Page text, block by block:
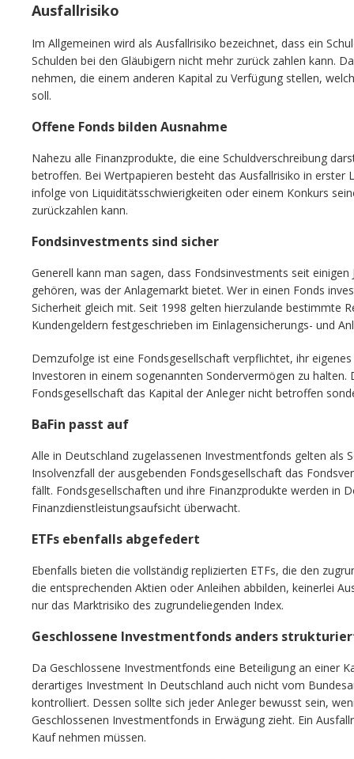
Ausfallrisiko
Im Allgemeinen wird als Ausfallrisiko bezeichnet, dass ein
Schulden bei den Gläubigern nicht mehr zurück zahlen kann.
nehmen, die einem anderen Kapital zu Verfügung stellen,
soll.
Offene Fonds bilden Ausnahme
Nahezu alle Finanzprodukte, die eine Schuldverschreibung
betroffen. Bei Wertpapieren besteht das Ausfallrisiko in erster
infolge von Liquiditätsschwierigkeiten oder einem Konkurs
zurückzahlen kann.
Fondsinvestments sind sicher
Generell kann man sagen, dass Fondsinvestments seit
gehören, was der Anlagemarkt bietet. Wer in einen Fonds
Sicherheit gleich mit. Seit 1998 gelten hierzulande bestimmte
Kundengeldern festgeschrieben im Einlagensicherungs- und
Demzufolge ist eine Fondsgesellschaft verpflichtet, ihr
Investoren in einem sogenannten Sondervermögen zu halten.
Fondsgesellschaft das Kapital der Anleger nicht betroffen
BaFin passt auf
Alle in Deutschland zugelassenen Investmentfonds gelten als
Insolvenzfall der ausgebenden Fondsgesellschaft das
fällt. Fondsgesellschaften und ihre Finanzprodukte werden in
Finanzdienstleistungsaufsicht überwacht.
ETFs ebenfalls abgefedert
Ebenfalls bieten die vollständig replizierten ETFs, die den
die entsprechenden Aktien oder Anleihen abbilden, keinerlei
nur das Marktrisiko des zugrundeliegenden Index.
Geschlossene Investmentfonds anders
Da Geschlossene Investmentfonds eine Beteiligung an einer
derartiges Investment In Deutschland auch nicht vom
kontrolliert. Dessen sollte sich jeder Anleger bewusst sein,
Geschlossenen Investmentfonds in Erwägung zieht. Ein
Kauf nehmen müssen.